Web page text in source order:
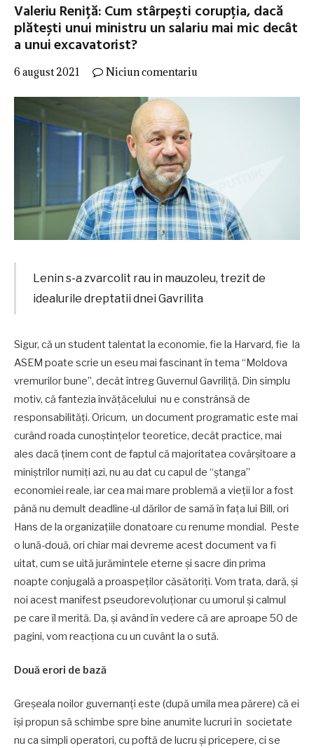
Valeriu Reniță: Cum stârpești corupția, dacă
plătești unui ministru un salariu mai mic decât
a unui excavatorist?
6 august 2021 Niciun comentariu
Lenin s-a zvarcolit rau in mauzoleu, trezit de
idealurile dreptatii dnei Gavrilita
Sigur, că un student talentat la economie, fie la Harvard, fie la
ASEM poate scrie un eseu mai fascinant în tema “Moldova
vremurilor bune”, decât întreg Guvernul Gavriliță. Din simplu
motiv, că fantezia învățăcelului nu e constrânsă de
responsabilități. Oricum, un document programatic este mai
curând roada cunoștințelor teoretice, decât practice, mai
ales dacă ținem cont de faptul că majoritatea covârșitoare a
miniștrilor numiți azi, nu au dat cu capul de “ștanga”
economiei reale, iar cea mai mare problemă a vieții lor a fost
până nu demult deadline-ul dărilor de samă în fața lui Bill, ori
Hans de la organizațiile donatoare cu renume mondial. Peste
o lună-două, ori chiar mai devreme acest document va fi
uitat, cum se uită jurămintele eterne și sacre din prima
noapte conjugală a proaspeților căsătoriți. Vom trata, dară, și
noi acest manifest pseudorevoluționar cu umorul și calmul
pe care îl merită. Da, și având în vedere că are aproape 50 de
pagini, vom reacționa cu un cuvânt la o sută.
Două erori de bază
Greșeala noilor guvernanți este (după umila mea părere) că ei
își propun să schimbe spre bine anumite lucruri în societate
nu ca simpli operatori, cu poftă de lucru și pricepere, ci se